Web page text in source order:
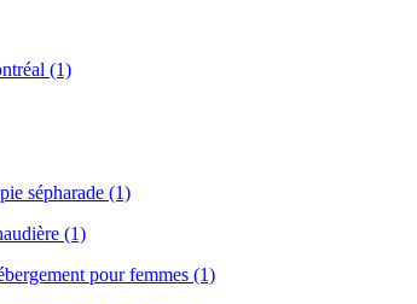
(1)
sépharade (1)
(1)
pour femmes (1)